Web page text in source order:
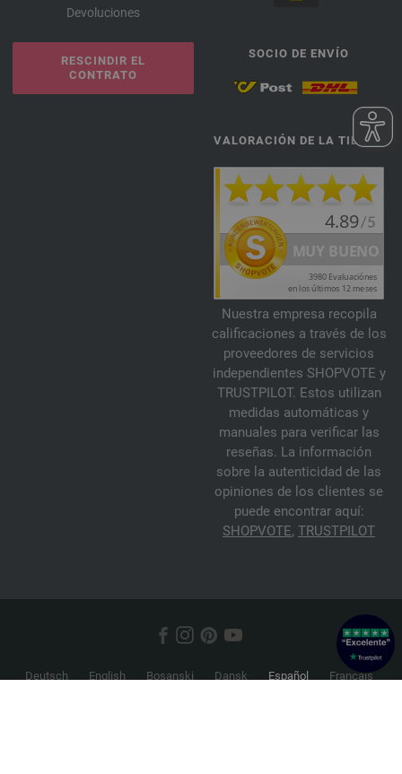
Devoluciones
RESCINDIR EL
CONTRATO
SOCIO DE ENVÍO
VALORACIÓN DE LA TIENDA
Nuestra empresa recopila
calificaciones a través de los
proveedores de servicios
independientes SHOPVOTE y
TRUSTPILOT. Estos utilizan
medidas automáticas y
manuales para verificar las
reseñas. La información
sobre la autenticidad de las
opiniones de los clientes se
puede encontrar aquí:
SHOPVOTE, TRUSTPILOT
Deutsch English Bosanski Dansk Español
Français